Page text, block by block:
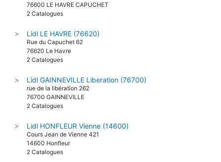
76600 LE HAVRE CAPUCHET
2 Catalogues
> Lidl LE HAVRE (76620)
Rue du Capuchet 62
76620 Le Havre
2 Catalogues
> Lidl GAINNEVILLE Liberation (76700)
rue de la libération 262
76700 GAINNEVILLE
2 Catalogues
> Lidl HONFLEUR Vienne (14600)
Cours Jean de Vienne 421
14600 Honfleur
2 Catalogues